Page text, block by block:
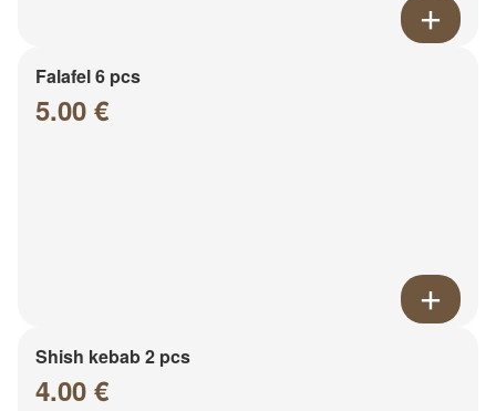
Falafel 6 pcs
5.00 €
Shish kebab 2 pcs
4.00 €